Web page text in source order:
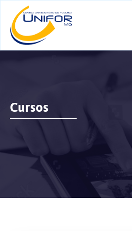
Cursos